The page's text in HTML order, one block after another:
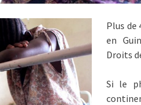
Plus de
en
Droits
Si le